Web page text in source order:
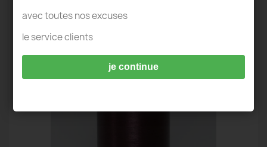
avec toutes nos excuses
le service clients
je continue